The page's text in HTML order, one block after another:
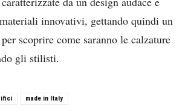
innovativi, gettando quindi un
scoprire come saranno le calzature
gli stilisti.
made in Italy